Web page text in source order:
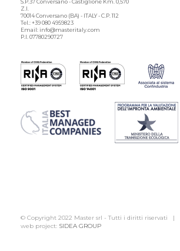
S.P.37 Conversano - Castiglione Km. 0,570
Z.I.
70014 Conversano (BA) - ITALY - C.P. 112
Tel.: +39 080 4959823
Email: info@masteritaly.com
P.I. 07780290727
© Copyright 2022 Master srl - Tutti i diritti riservati |
web project: SIDEA GROUP